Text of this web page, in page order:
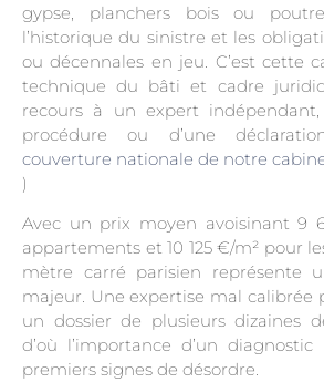
gypse, planchers bois ou
l’historique du sinistre et les
ou décennales en jeu. C’est cette
technique du bâti et cadre
recours à un expert
procédure ou d’une
couverture nationale de notre
)
Avec un prix moyen avoisinant 9
appartements et 10 125 €/m² pour
mètre carré parisien représente
majeur. Une expertise mal calibrée
un dossier de plusieurs dizaines
d’où l’importance d’un
premiers signes de désordre.